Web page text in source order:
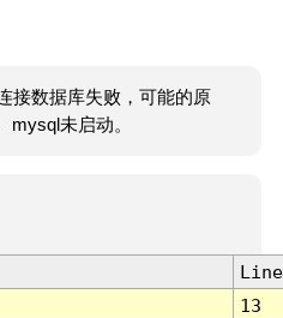
接数据库失败，可能的原
mysql未启动。
Line
13